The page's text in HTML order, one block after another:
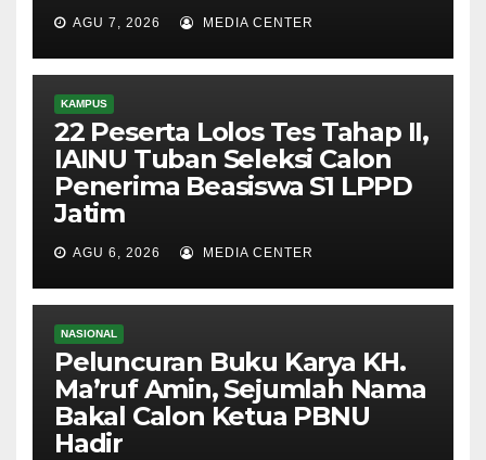
AGU 7, 2026 MEDIA CENTER
KAMPUS
22 Peserta Lolos Tes Tahap II,
IAINU Tuban Seleksi Calon
Penerima Beasiswa S1 LPPD
Jatim
AGU 6, 2026 MEDIA CENTER
NASIONAL
Peluncuran Buku Karya KH.
Ma’ruf Amin, Sejumlah Nama
Bakal Calon Ketua PBNU
Hadir